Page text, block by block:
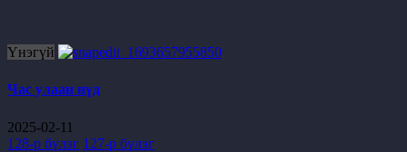
Үнэгүй
Час улаан нүд
2025-02-11
128-р бүлэг 127-р бүлэг